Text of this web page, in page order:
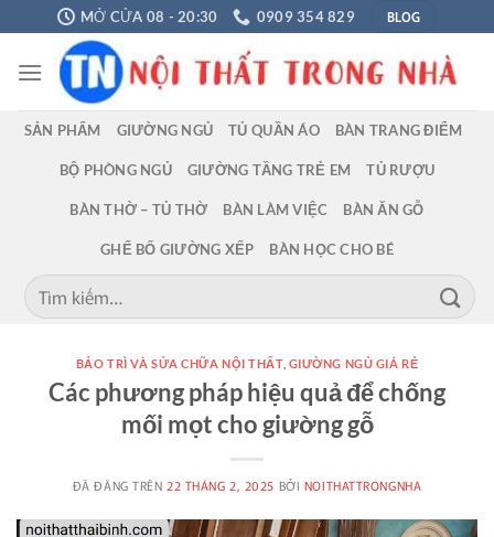
Chuyển
đến
nội
MỞ CỬA 08 - 20:30 0909 354 829 BLOG
SẢN PHẨM GIƯỜNG NGỦ TỦ QUẦN ÁO BÀN TRANG ĐIỂM
BỘ PHÒNG NGỦ GIƯỜNG TẦNG TRẺ EM TỦ RƯỢU
BÀN THỜ – TỦ THỜ BÀN LÀM VIỆC BÀN ĂN GỖ
GHẾ BỐ GIƯỜNG XẾP BÀN HỌC CHO BÉ
Tìm
kiếm:
BẢO TRÌ VÀ SỬA CHỮA NỘI THẤT, GIƯỜNG NGỦ GIÁ RẺ
Các phương pháp hiệu quả để chống
mối mọt cho giường gỗ
ĐÃ ĐĂNG TRÊN 22 THÁNG 2, 2025 BỞI NOITHATTRONGNHA